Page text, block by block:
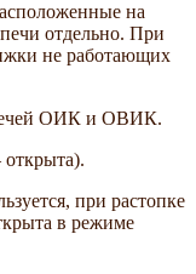
на
отдельно. При
не работающих
ОИК и ОВИК.
при растопке
в режиме